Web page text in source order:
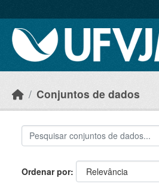
Conjuntos de dados
Ordenar por